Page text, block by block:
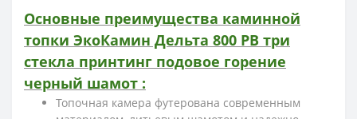
Основные преимущества каминной
топки ЭкоКамин Дельта 800 PB три
стекла принтинг подовое горение
черный шамот :
Топочная камера футерована современным